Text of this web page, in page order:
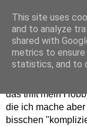
Willkommen in
das trifft mein
die ich mache
bisschen
This site uses
and to analyze
shared with
metrics to
statistics, and to